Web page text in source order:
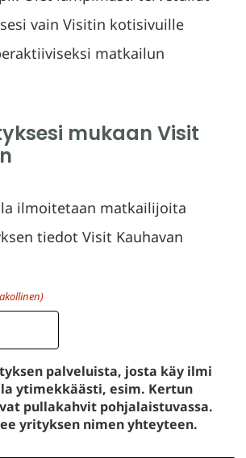
vain Visitin kotisivuille
matkailun
mukaan Visit
ilmoitetaan matkailijoita
tiedot Visit Kauhavan
palveluista, josta käy ilmi
ytimekkäästi, esim. Kertun
pullakahvit pohjalaistuvassa.
yrityksen nimen yhteyteen.